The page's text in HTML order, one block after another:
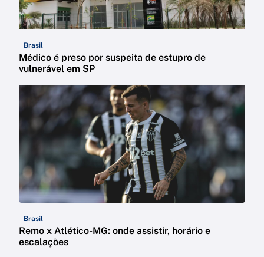
Brasil
Médico é preso por suspeita de estupro de
vulnerável em SP
Brasil
Remo x Atlético-MG: onde assistir, horário e
escalações